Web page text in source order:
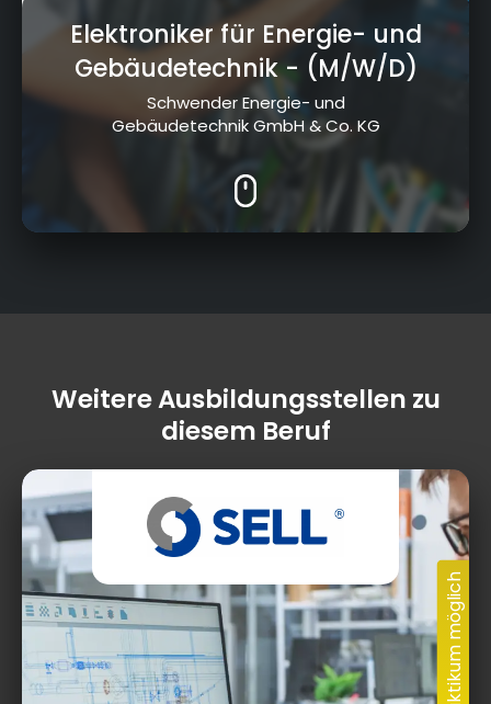
Elektroniker für Energie- und
Gebäudetechnik- (M/W/D)
Schwender Energie- und
Gebäudetechnik GmbH & Co. KG
Weitere Ausbildungsstellen zu
diesem Beruf